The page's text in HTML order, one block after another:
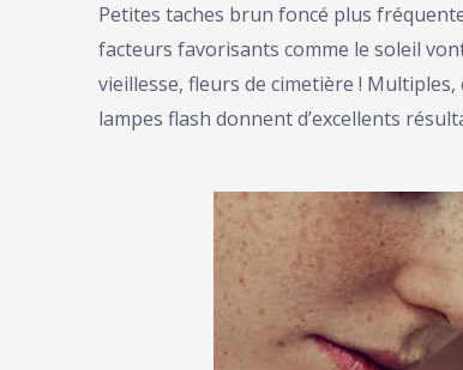
Petites taches brun foncé plus
facteurs favorisants comme le soleil
vieillesse, fleurs de cimetière !
lampes flash donnent d’excellents